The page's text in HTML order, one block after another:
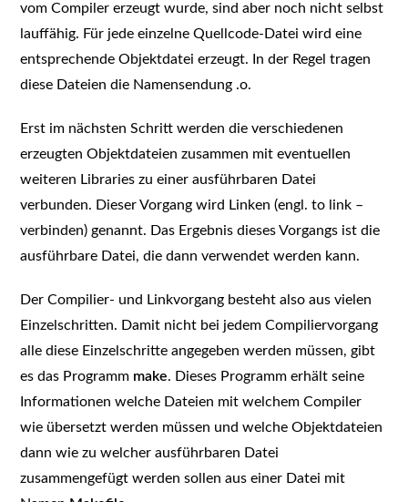
vom Compiler erzeugt wurde, sind aber noch nicht selbst
lauffähig. Für jede einzelne Quellcode-Datei wird eine
entsprechende Objektdatei erzeugt. In der Regel tragen
diese Dateien die Namensendung .o.
Erst im nächsten Schritt werden die verschiedenen
erzeugten Objektdateien zusammen mit eventuellen
weiteren Libraries zu einer ausführbaren Datei
verbunden. Dieser Vorgang wird Linken (engl. to link –
verbinden) genannt. Das Ergebnis dieses Vorgangs ist die
ausführbare Datei, die dann verwendet werden kann.
Der Compilier- und Linkvorgang besteht also aus vielen
Einzelschritten. Damit nicht bei jedem Compiliervorgang
alle diese Einzelschritte angegeben werden müssen, gibt
es das Programm make. Dieses Programm erhält seine
Informationen welche Dateien mit welchem Compiler
wie übersetzt werden müssen und welche Objektdateien
dann wie zu welcher ausführbaren Datei
zusammengefügt werden sollen aus einer Datei mit